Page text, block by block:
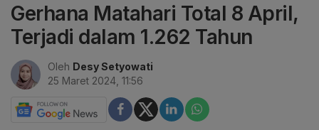
Gerhana Matahari Total 8 April,
Terjadi dalam 1.262 Tahun
Oleh Desy Setyowati
25 Maret 2024, 11:56